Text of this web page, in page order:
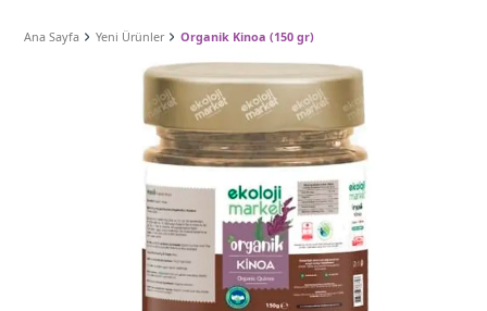
Ana Sayfa Yeni Ürünler Organik Kinoa (150 gr)